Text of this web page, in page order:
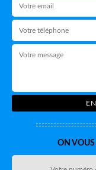
ON VOUS